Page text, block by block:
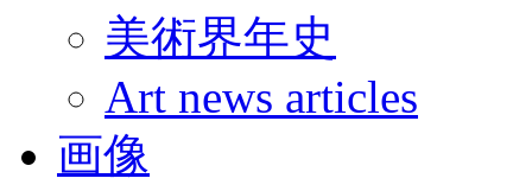
美術界年史
Art news articles
画像